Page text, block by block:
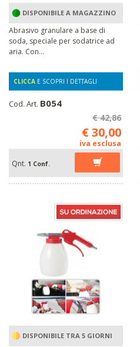
DISPONIBILE A MAGAZZINO
Abrasivo granulare a base di
soda, speciale per sodatrice ad
aria. Con...
CLICCA E SCOPRI I DETTAGLI
Cod. Art. B054
€ 42,86
€ 30,00
iva esclusa
Qnt. 1 Conf.
DISPONIBILE TRA 5 GIORNI